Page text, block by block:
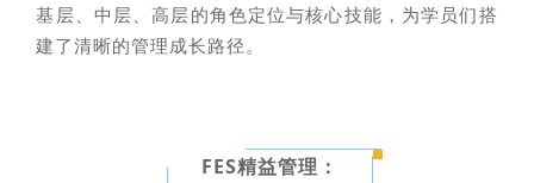
基层、中层、高层的角色定位与核心技能，为学员们搭
建了清晰的管理成长路径。
FES精益管理：